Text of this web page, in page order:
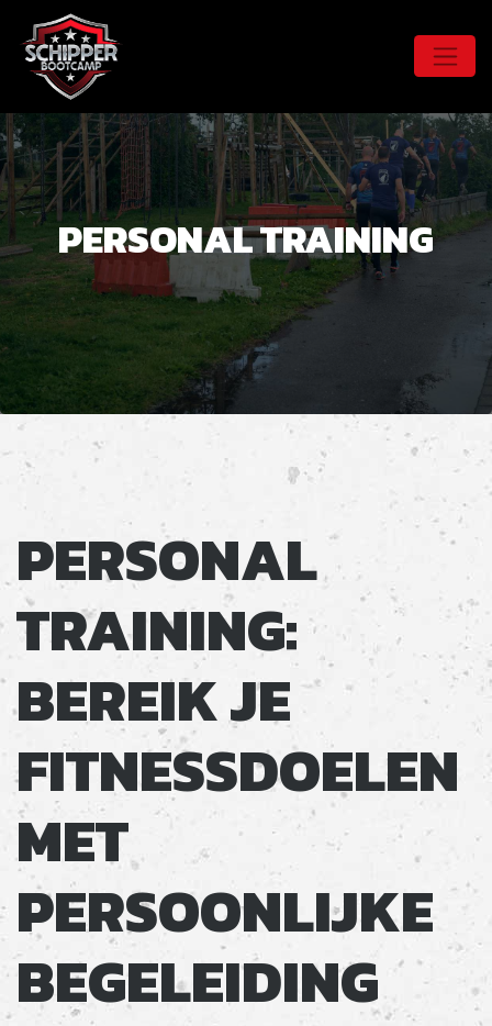
PERSONAL TRAINING
PERSONAL
TRAINING:
BEREIK JE
FITNESSDOELEN
MET
PERSOONLIJKE
BEGELEIDING